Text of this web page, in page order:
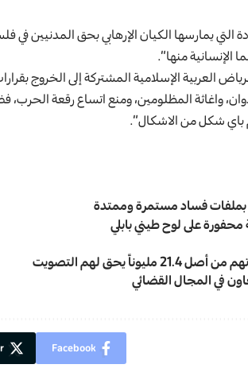
التي يمارسها الكيان الإرهابي بحق المدنيين في
الإنسانية منها”.
العربية الإسلامية المشتركة إلى الخروج
واغاثة المظلومين، ومنع اتساع رقعة
باي شكل من الاشكال”.
بملفات فساد مستمرة وممتدة
على لوح طيني بابلي
في المجال القضائي
Facebook